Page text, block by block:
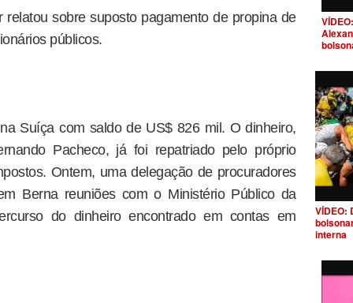
sobre suposto pagamento de propina de
públicos.
Suíça com saldo de US$ 826 mil. O dinheiro,
Pacheco, já foi repatriado pelo próprio
Ontem, uma delegação de procuradores
Berna reuniões com o Ministério Público da
do dinheiro encontrado em contas em
VÍDEO:
interna